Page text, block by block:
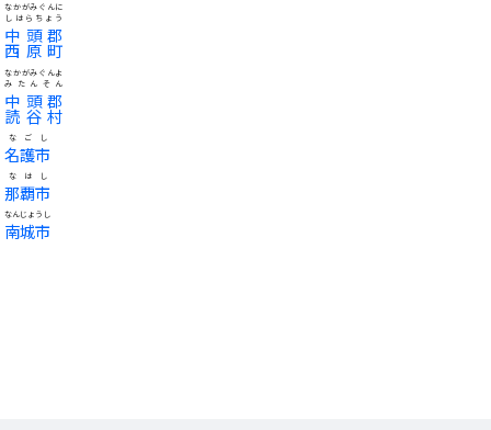
中頭郡
西原町
なかがみぐんに
しはらちょう
中頭郡
読谷村
なかがみぐんよ
みたんそん
名護市
なごし
那覇市
なはし
南城市
なんじょうし